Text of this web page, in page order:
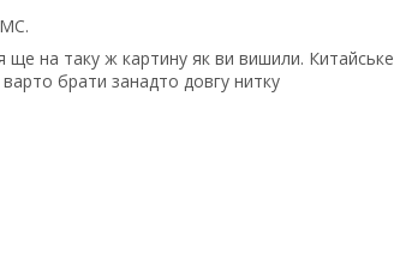
ще на таку ж картину як ви вишили. Китайське
брати занадто довгу нитку